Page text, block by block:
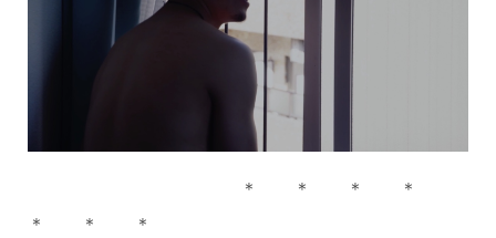
＊ ＊ ＊ ＊
＊ ＊ ＊